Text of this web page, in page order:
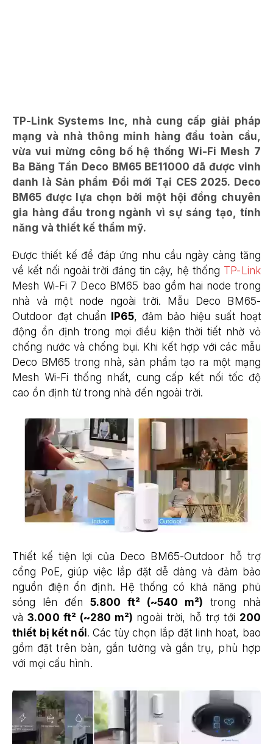
TP-Link Systems Inc, nhà cung cấp giải pháp
mạng và nhà thông minh hàng đầu toàn cầu,
vừa vui mừng công bố hệ thống Wi-Fi Mesh 7
Ba Băng Tần Deco BM65 BE11000 đã được vinh
danh là Sản phẩm Đổi mới Tại CES 2025. Deco
BM65 được lựa chọn bởi một hội đồng chuyên
gia hàng đầu trong ngành vì sự sáng tạo, tính
năng và thiết kế thẩm mỹ.
Được thiết kế để đáp ứng nhu cầu ngày càng tăng
về kết nối ngoài trời đáng tin cậy, hệ thống TP-Link
Mesh Wi-Fi 7 Deco BM65 bao gồm hai node trong
nhà và một node ngoài trời. Mẫu Deco BM65-
Outdoor đạt chuẩn IP65, đảm bảo hiệu suất hoạt
động ổn định trong mọi điều kiện thời tiết nhờ vỏ
chống nước và chống bụi. Khi kết hợp với các mẫu
Deco BM65 trong nhà, sản phẩm tạo ra một mạng
Mesh Wi-Fi thống nhất, cung cấp kết nối tốc độ
cao ổn định từ trong nhà đến ngoài trời.
Thiết kế tiện lợi của Deco BM65-Outdoor hỗ trợ
cổng PoE, giúp việc lắp đặt dễ dàng và đảm bảo
nguồn điện ổn định. Hệ thống có khả năng phủ
sóng lên đến 5.800 ft² (~540 m²) trong nhà
và3.000 ft² (~280 m²) ngoài trời, hỗ trợ tới 200
thiết bị kết nối. Các tùy chọn lắp đặt linh hoạt, bao
gồm đặt trên bàn, gắn tường và gắn trụ, phù hợp
với mọi cấu hình.